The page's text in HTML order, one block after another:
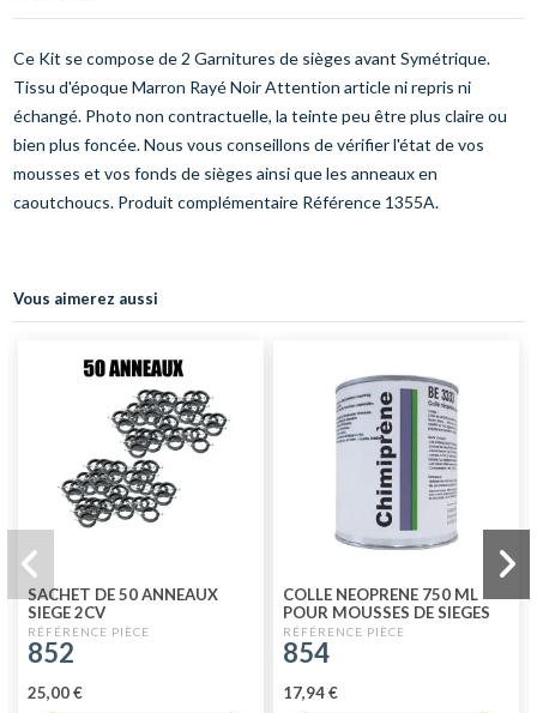
Ce Kit se compose de 2 Garnitures de sièges avant Symétrique.
Tissu d'époque Marron Rayé Noir Attention article ni repris ni
échangé. Photo non contractuelle, la teinte peu être plus claire ou
bien plus foncée. Nous vous conseillons de vérifier l'état de vos
mousses et vos fonds de sièges ainsi que les anneaux en
caoutchoucs. Produit complémentaire Référence 1355A.
Vous aimerez aussi
SACHET DE 50 ANNEAUX
SIEGE 2CV
852
25,00 €
COLLE NEOPRENE 750 ML
POUR MOUSSES DE SIEGES
854
17,94 €